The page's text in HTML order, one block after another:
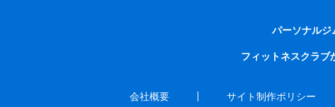
パーソナルジ
フィットネスクラブ
会社概要 サイト制作ポリシー